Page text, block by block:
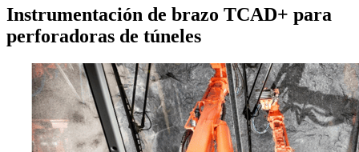
Instrumentación de brazo TCAD+ para
perforadoras de túneles